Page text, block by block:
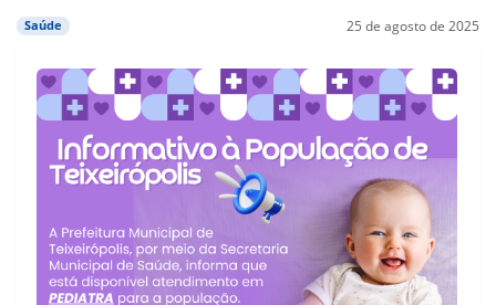
Saúde 25 de agosto de 2025